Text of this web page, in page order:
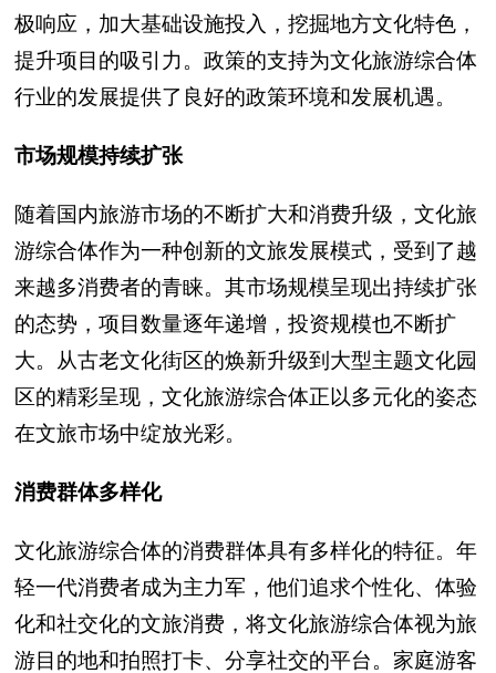
极响应，加大基础设施投入，挖掘地方文化特色，
提升项目的吸引力。政策的支持为文化旅游综合体
行业的发展提供了良好的政策环境和发展机遇。
市场规模持续扩张
随着国内旅游市场的不断扩大和消费升级，文化旅
游综合体作为一种创新的文旅发展模式，受到了越
来越多消费者的青睐。其市场规模呈现出持续扩张
的态势，项目数量逐年递增，投资规模也不断扩
大。从古老文化街区的焕新升级到大型主题文化园
区的精彩呈现，文化旅游综合体正以多元化的姿态
在文旅市场中绽放光彩。
消费群体多样化
文化旅游综合体的消费群体具有多样化的特征。年
轻一代消费者成为主力军，他们追求个性化、体验
化和社交化的文旅消费，将文化旅游综合体视为旅
游目的地和拍照打卡、分享社交的平台。家庭游客